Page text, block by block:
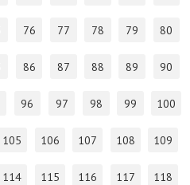
76 77 78 79 80
86 87 88 89 90
96 97 98 99 100
105 106 107 108 109
114 115 116 117 118